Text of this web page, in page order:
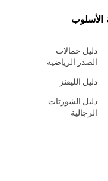
الأسلوب
دليل حمالات
الصدر الرياضية
دليل الليقنز
دليل الشورتات
الرجالية